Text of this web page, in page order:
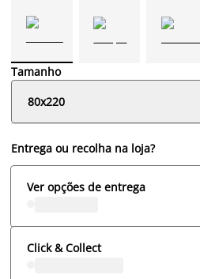
Tamanho
80x220
Entrega ou recolha na loja?
Ver opções de entrega
Click & Collect